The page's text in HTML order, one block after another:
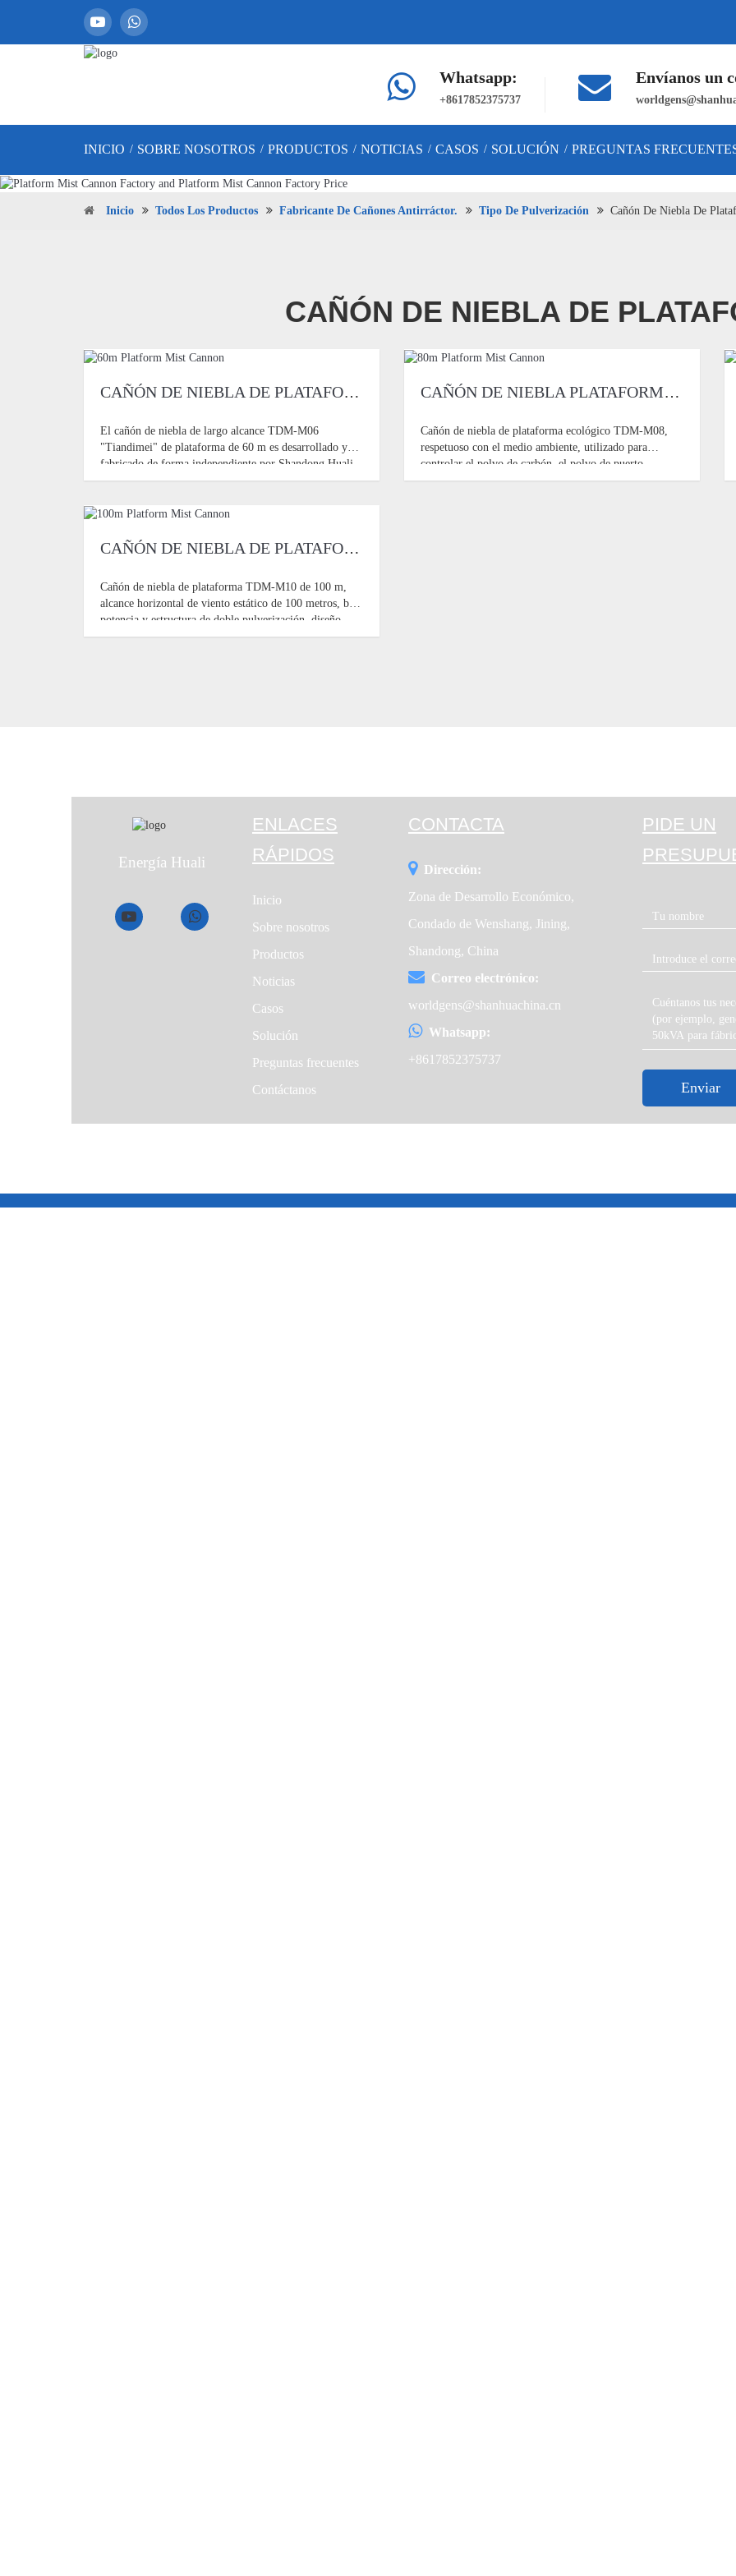
Whatsapp:
+8617852375737
Envíanos un
INICIO / SOBRE NOSOTROS / PRODUCTOS / NOTICIAS / CASOS / SOLUCIÓN / PREGUNTAS
Inicio Todos Los Productos Fabricante De Cañones Antirráctor. Tipo De Pulverización Cañón De Niebla De
CAÑÓN DE NIEBLA DE
CAÑÓN DE NIEBLA DE PLATAFORMA DE 60 M
El cañón de niebla de largo alcance TDM-M06
"Tiandimei" de plataforma de 60 m es desarrollado y
fabricado de forma independiente por Shandong Huali
Electromechanical Co., Ltd. El principio de
CAÑÓN DE NIEBLA PLATAFORMA DE 80 M
Cañón de niebla de plataforma ecológico TDM-M08,
respetuoso con el medio ambiente, utilizado para
controlar el polvo de carbón, el polvo de puerto,
protección ambiental para eliminar niebla y polvo, etc.
CAÑÓN DE NIEBLA DE PLATAFORMA DE 100 M
Cañón de niebla de plataforma TDM-M10 de 100 m,
alcance horizontal de viento estático de 100 metros, baja
potencia y estructura de doble pulverización, diseño
bello y compacto. El principio de funcionamiento del
Energía Huali
ENLACES
RÁPIDOS
Inicio
Sobre nosotros
Productos
Noticias
Casos
Solución
Preguntas frecuentes
Contáctanos
CONTACTA
Dirección:
Zona de Desarrollo Económico,
Condado de Wenshang, Jining,
Shandong, China
Correo electrónico:
worldgens@shanhuachina.cn
Whatsapp:
+8617852375737
PIDE UN
Enviar